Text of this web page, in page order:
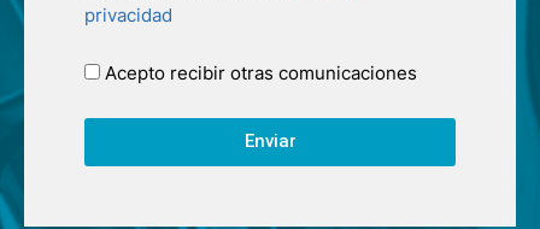
privacidad
Acepto recibir otras comunicaciones
Enviar